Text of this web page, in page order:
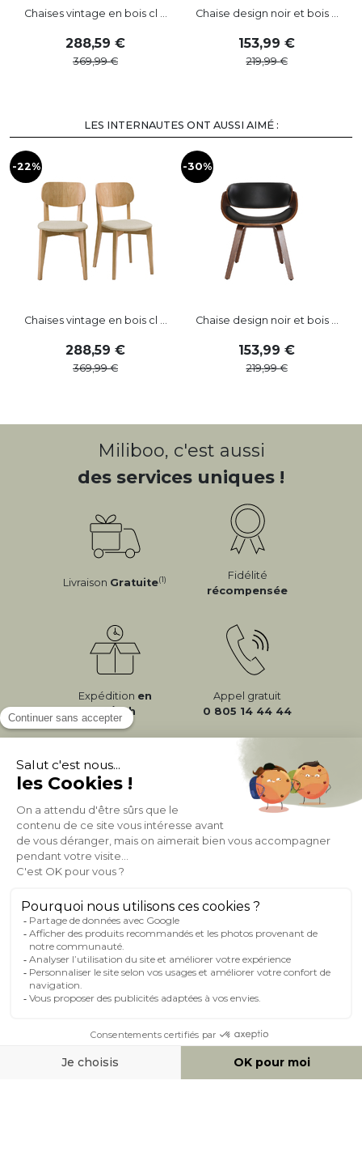
Chaises vintage en bois cl ...
288,59
369,99
Chaise design noir et bois ...
153,99
219,99
LES INTERNAUTES ONT AUSSI AIMÉ :
-22%
Chaises vintage en bois cl ...
288,59
369,99
-30%
Chaise design noir et bois ...
153,99
219,99
Miliboo, c'est aussi
des services uniques !
Livraison Gratuite(1)
Fidélité
récompensée
Expédition en
24/72h
Appel gratuit
0 805 14 44 44
À PROPOS DE MILIBOO
AIDE & CONTACT